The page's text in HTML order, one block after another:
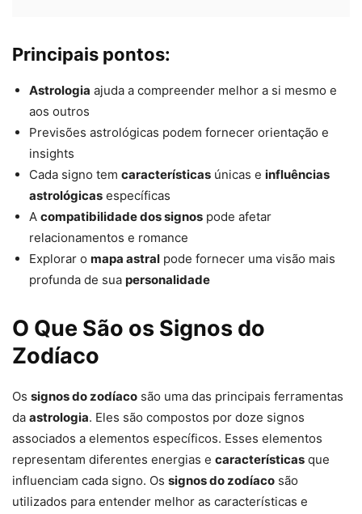
Principais pontos:
Astrologia ajuda a compreender melhor a si mesmo e
aos outros
Previsões astrológicas podem fornecer orientação e
insights
Cada signo tem características únicas e influências
astrológicas específicas
A compatibilidade dos signos pode afetar
relacionamentos e romance
Explorar o mapa astral pode fornecer uma visão mais
profunda de sua personalidade
O Que São os Signos do
Zodíaco
Os signos do zodíaco são uma das principais ferramentas
da astrologia. Eles são compostos por doze signos
associados a elementos específicos. Esses elementos
representam diferentes energias e características que
influenciam cada signo. Os signos do zodíaco são
utilizados para entender melhor as características e